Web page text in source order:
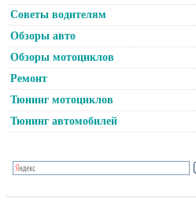
Советы водителям
Обзоры авто
Обзоры мотоциклов
Ремонт
Тюнинг мотоциклов
Тюнинг автомобилей